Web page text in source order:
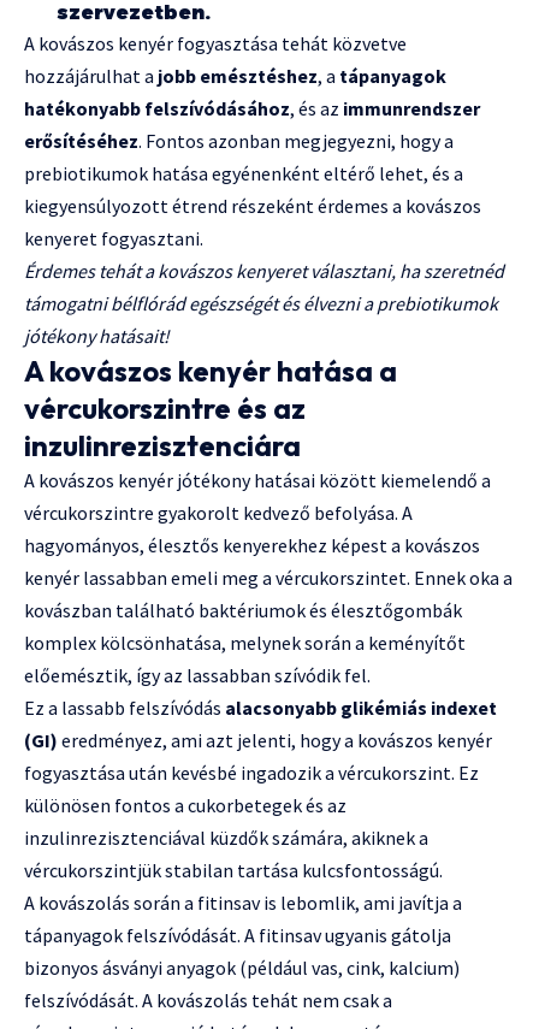
szervezetben.
A kovászos kenyér fogyasztása tehát közvetve
hozzájárulhat a jobb emésztéshez, a tápanyagok
hatékonyabb felszívódásához, és az immunrendszer
erősítéséhez. Fontos azonban megjegyezni, hogy a
prebiotikumok hatása egyénenként eltérő lehet, és a
kiegyensúlyozott étrend részeként érdemes a kovászos
kenyeret fogyasztani.
Érdemes tehát a kovászos kenyeret választani, ha szeretnéd
támogatni bélflórád egészségét és élvezni a prebiotikumok
jótékony hatásait!
A kovászos kenyér hatása a
vércukorszintre és az
inzulinrezisztenciára
A kovászos kenyér jótékony hatásai között kiemelendő a
vércukorszintre gyakorolt kedvező befolyása. A
hagyományos, élesztős kenyerekhez képest a kovászos
kenyér lassabban emeli meg a vércukorszintet. Ennek oka a
kovászban található baktériumok és élesztőgombák
komplex kölcsönhatása, melynek során a keményítőt
előemésztik, így az lassabban szívódik fel.
Ez a lassabb felszívódás alacsonyabb glikémiás indexet
(GI) eredményez, ami azt jelenti, hogy a kovászos kenyér
fogyasztása után kevésbé ingadozik a vércukorszint. Ez
különösen fontos a cukorbetegek és az
inzulinrezisztenciával küzdők számára, akiknek a
vércukorszintjük stabilan tartása kulcsfontosságú.
A kovászolás során a fitinsav is lebomlik, ami javítja a
tápanyagok felszívódását. A fitinsav ugyanis gátolja
bizonyos ásványi anyagok (például vas, cink, kalcium)
felszívódását. A kovászolás tehát nem csak a